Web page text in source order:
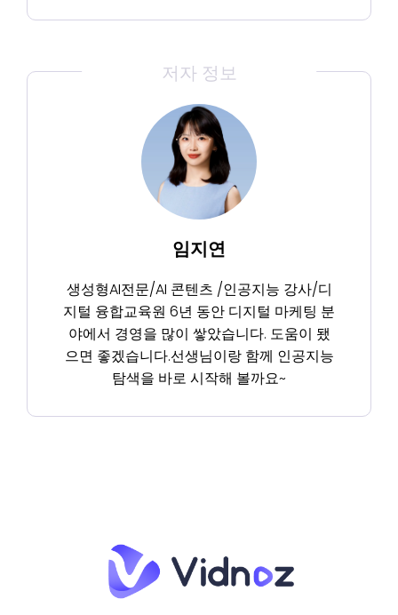
저자 정보
임지연
생성형AI전문/AI 콘텐츠 /인공지능 강사/디
지털 융합교육원 6년 동안 디지털 마케팅 분
야에서 경영을 많이 쌓았습니다. 도움이 됐
으면 좋겠습니다.선생님이랑 함께 인공지능
탐색을 바로 시작해 볼까요~